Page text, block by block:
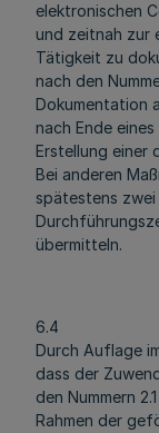
elektronischen
und zeitnah zur
Tätigkeit zu
nach den
Dokumentation
nach Ende
Erstellung einer
Bei anderen
spätestens
übermitteln.
6.4
Durch Auflage
dass der
den Nummern
Rahmen der